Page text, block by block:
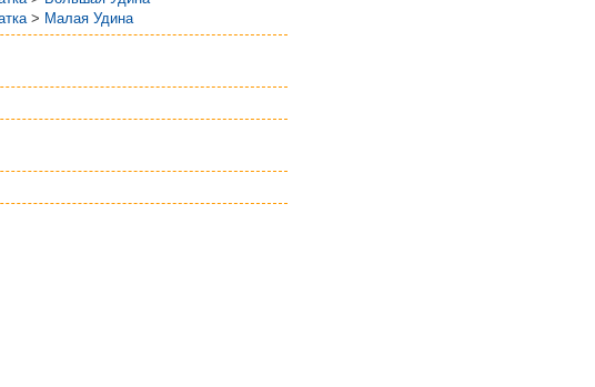
> Малая Удина